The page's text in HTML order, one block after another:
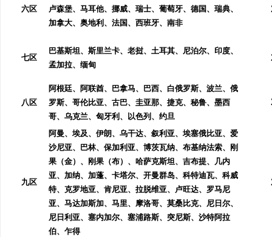
六区
卢森堡、马耳他、挪威、瑞士、葡萄牙、德国、瑞典、
加拿大、奥地利、法国、西班牙、南非
七区
巴基斯坦、斯里兰卡、老挝、土耳其、尼泊尔、印度、
孟加拉、缅甸
八区
阿根廷、阿联酋、巴拿马、巴西、白俄罗斯、波兰、俄
罗斯、哥伦比亚、古巴、圭亚那、捷克、秘鲁、墨西
哥、乌克兰、匈牙利、以色列、约旦
九区
阿曼、埃及、伊朗、乌干达、叙利亚、埃塞俄比亚、爱
沙尼亚、巴林、保加利亚、博茨瓦纳、布基纳法索、刚
果（金）、刚果（布）、哈萨克斯坦、吉布提、几内
亚、加纳、加蓬、卡塔尔、开曼群岛、科特迪瓦、科威
特、克罗地亚、肯尼亚、拉脱维亚、卢旺达、罗马尼
亚、马达加斯加、马里、摩洛哥、莫桑比克、尼日尔、
尼日利亚、塞内加尔、塞浦路斯、突尼斯、沙特阿拉
伯、乍得